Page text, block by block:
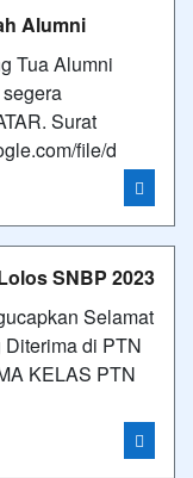
Alumni
Tua Alumni
Surat
file/d
SNBP 2023
Selamat
di PTN
KELAS PTN